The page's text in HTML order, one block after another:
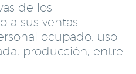
de los
a sus ventas
ocupado, uso
producción, entre